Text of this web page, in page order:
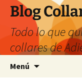
Saltar
contenido
Blog
Todo lo que
collares de
Menú